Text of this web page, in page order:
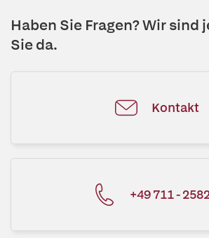
Haben Sie Fragen? Wir sind
Sie da.
Kontakt
+49 711 -